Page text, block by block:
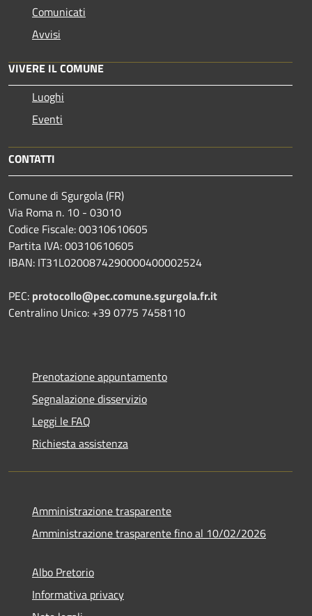
Comunicati
Avvisi
VIVERE IL COMUNE
Luoghi
Eventi
CONTATTI
Comune di Sgurgola (FR)
Via Roma n. 10 - 03010
Codice Fiscale: 00310610605
Partita IVA: 00310610605
IBAN: IT31L0200874290000400002524
PEC: protocollo@pec.comune.sgurgola.fr.it
Centralino Unico: +39 0775 7458110
Prenotazione appuntamento
Segnalazione disservizio
Leggi le FAQ
Richiesta assistenza
Amministrazione trasparente
Amministrazione trasparente fino al 10/02/2026
Albo Pretorio
Informativa privacy